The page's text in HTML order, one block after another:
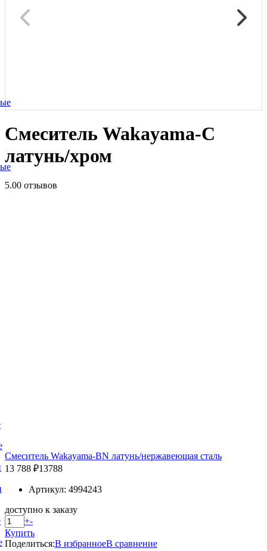
Смеситель Wakayama-C
латунь/хром
5.00 отзывов
Смеситель Wakayama-BN латунь/нержавеющая сталь
13 788 ₽13788
Артикул: 4994243
доступно к заказу
+-
Купить
Поделиться:В избранноеВ сравнение